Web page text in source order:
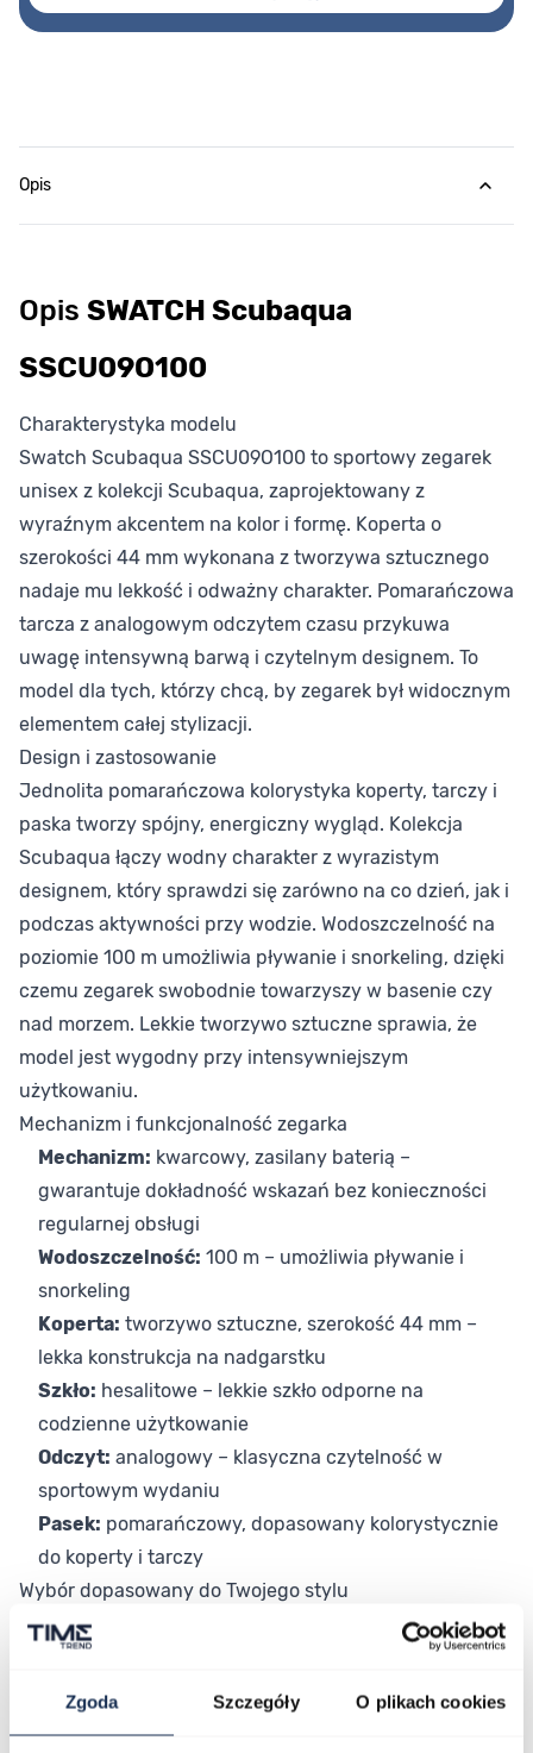
Zgoda Szczegóły O plikach cookies
Opis
Opis SWATCH Scubaqua
SSCU09O100
Charakterystyka modelu
Swatch Scubaqua SSCU09O100 to sportowy zegarek
unisex z kolekcji Scubaqua, zaprojektowany z
wyraźnym akcentem na kolor i formę. Koperta o
szerokości 44 mm wykonana z tworzywa sztucznego
nadaje mu lekkość i odważny charakter. Pomarańczowa
tarcza z analogowym odczytem czasu przykuwa
uwagę intensywną barwą i czytelnym designem. To
model dla tych, którzy chcą, by zegarek był widocznym
elementem całej stylizacji.
Design i zastosowanie
Jednolita pomarańczowa kolorystyka koperty, tarczy i
paska tworzy spójny, energiczny wygląd. Kolekcja
Scubaqua łączy wodny charakter z wyrazistym
designem, który sprawdzi się zarówno na co dzień, jak i
podczas aktywności przy wodzie. Wodoszczelność na
poziomie 100 m umożliwia pływanie i snorkeling, dzięki
czemu zegarek swobodnie towarzyszy w basenie czy
nad morzem. Lekkie tworzywo sztuczne sprawia, że
model jest wygodny przy intensywniejszym
użytkowaniu.
Mechanizm i funkcjonalność zegarka
Mechanizm: kwarcowy, zasilany baterią –
gwarantuje dokładność wskazań bez konieczności
regularnej obsługi
Wodoszczelność: 100 m – umożliwia pływanie i
snorkeling
Koperta: tworzywo sztuczne, szerokość 44 mm –
lekka konstrukcja na nadgarstku
Szkło: hesalitowe – lekkie szkło odporne na
codzienne użytkowanie
Odczyt: analogowy – klasyczna czytelność w
sportowym wydaniu
Pasek: pomarańczowy, dopasowany kolorystycznie
do koperty i tarczy
Wybór dopasowany do Twojego stylu
Pomarańczowy Swatch Scubaqua SSCU09O100 to
propozycja dla osób, które lubią wyrażać się przez
kolory i nie obawiają się mocnych akcentów w